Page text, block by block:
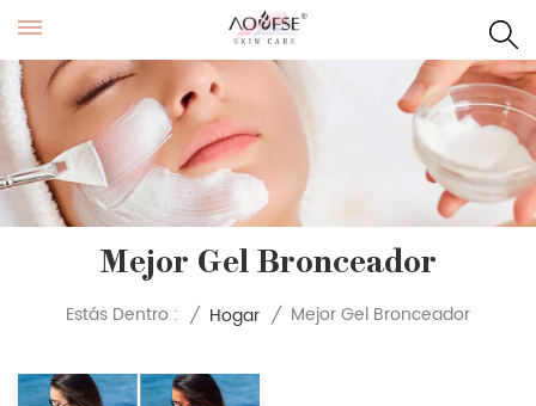
Mejor Gel Bronceador
Estás Dentro : / Hogar / Mejor Gel Bronceador